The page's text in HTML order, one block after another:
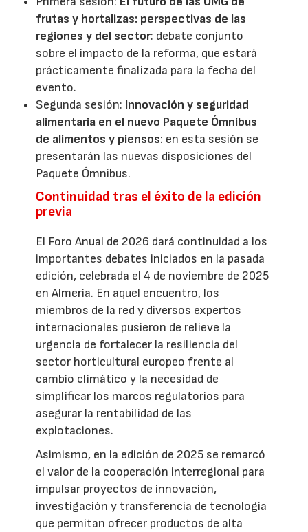
frutas y hortalizas: perspectivas de las
regiones y del sector: debate conjunto
sobre el impacto de la reforma, que estará
prácticamente finalizada para la fecha del
evento.
Segunda sesión: Innovación y seguridad
alimentaria en el nuevo Paquete Ómnibus
de alimentos y piensos: en esta sesión se
presentarán las nuevas disposiciones del
Paquete Ómnibus.
Continuidad tras el éxito de la edición
previa
El Foro Anual de 2026 dará continuidad a los
importantes debates iniciados en la pasada
edición, celebrada el 4 de noviembre de 2025
en Almería. En aquel encuentro, los
miembros de la red y diversos expertos
internacionales pusieron de relieve la
urgencia de fortalecer la resiliencia del
sector horticultural europeo frente al
cambio climático y la necesidad de
simplificar los marcos regulatorios para
asegurar la rentabilidad de las
explotaciones.
Asimismo, en la edición de 2025 se remarcó
el valor de la cooperación interregional para
impulsar proyectos de innovación,
investigación y transferencia de tecnología
que permitan ofrecer productos de alta